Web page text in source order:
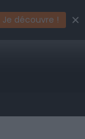
Je découvre ! ×